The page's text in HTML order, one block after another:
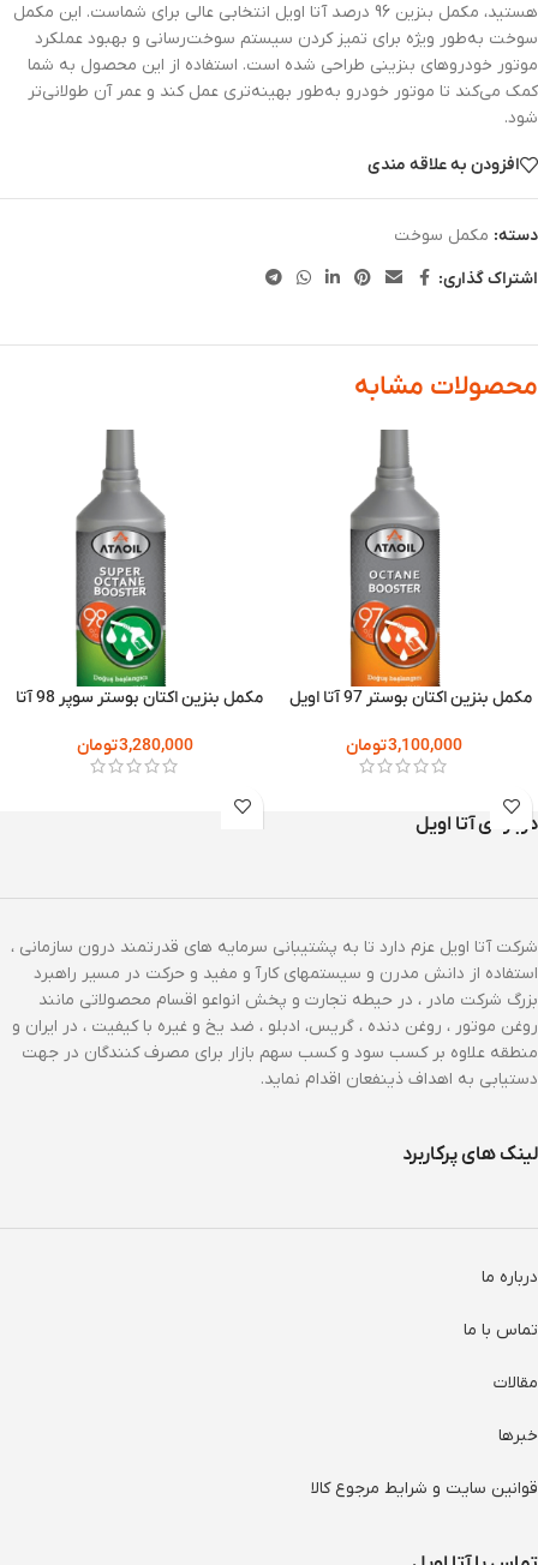
هستید، مکمل بنزین 96 درصد آتا اویل انتخابی عالی برای شماست. این مکمل
سوخت به‌طور ویژه برای تمیز کردن سیستم سوخت‌رسانی و بهبود عملکرد
موتور خودروهای بنزینی طراحی شده است. استفاده از این محصول به شما
کمک می‌کند تا موتور خودرو به‌طور بهینه‌تری عمل کند و عمر آن طولانی‌تر
شود.
افزودن به علاقه مندی
دسته: مکمل سوخت
اشتراک گذاری:
محصولات مشابه
مکمل بنزین اکتان بوستر 97 آتا اویل
3,100,000تومان
مکمل بنزین اکتان بوستر سوپر 98 آتا
3,280,000تومان
درباره ی آتا اویل
شرکت آتا اویل عزم دارد تا به پشتیبانی سرمایه های قدرتمند درون سازمانی ،
استفاده از دانش مدرن و سیستمهای کارآ و مفید و حرکت در مسیر راهبرد
بزرگ شرکت مادر ، در حیطه تجارت و پخش انواعو اقسام محصولاتی مانند
روغن موتور ، روغن دنده ، گریس، ادبلو ، ضد یخ و غیره با کیفیت ، در ایران و
منطقه علاوه بر کسب سود و کسب سهم بازار برای مصرف کنندگان در جهت
دستیابی به اهداف ذینفعان اقدام نماید.
لینک های پرکاربرد
درباره ما
تماس با ما
مقالات
خبرها
قوانین سایت و شرایط مرجوع کالا